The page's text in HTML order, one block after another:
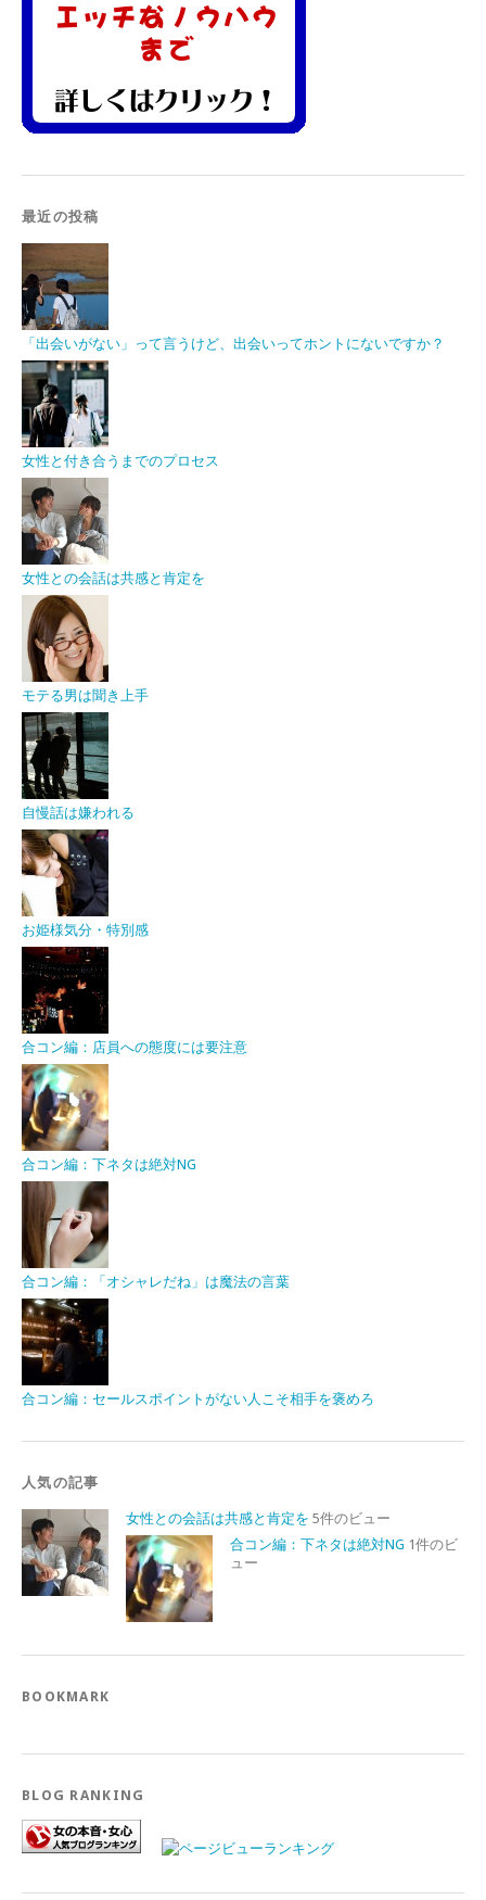
最近の投稿
「出会いがない」って言うけど、出会いってホントにないですか？
女性と付き合うまでのプロセス
女性との会話は共感と肯定を
モテる男は聞き上手
自慢話は嫌われる
お姫様気分・特別感
合コン編：店員への態度には要注意
合コン編：下ネタは絶対NG
合コン編：「オシャレだね」は魔法の言葉
合コン編：セールスポイントがない人こそ相手を褒めろ
人気の記事
女性との会話は共感と肯定を 5件のビュー
合コン編：下ネタは絶対NG 1件のビ
ュー
BOOKMARK
BLOG RANKING